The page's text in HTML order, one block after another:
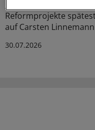
Reformprojekte
auf Carsten
30.07.2026